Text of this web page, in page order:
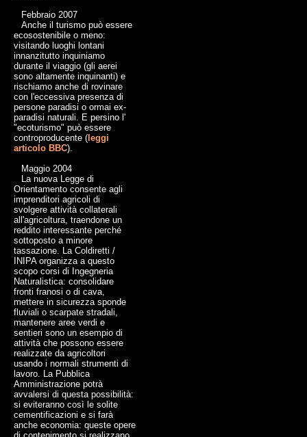
Febbraio 2007
Anche il turismo può essere
ecosostenibile o meno:
visitando luoghi lontani
innanzitutto inquiniamo
durante il viaggio (gli aerei
sono altamente inquinanti) e
rischiamo anche di rovinare
con l'eccessiva presenza di
persone paradisi o ormai ex-
paradisi naturali. E persino l'
"ecoturismo" può essere
controproducente (leggi
articolo BBC).
Maggio 2004
La nuova Legge di
Orientamento consente agli
imprenditori agricoli di
svolgere attività collaterali
all'agricoltura, traendone un
reddito interessante perché
sottoposto a minore
tassazione. La Coldiretti /
INIPA organizza a questo
scopo corsi di Ingegneria
Naturalistica: consolidare
fronti franosi o di cava,
mettere in sicurezza sponde
fluviali o scarpate stradali,
mantenere aree verdi e
sentieri sono un esempio di
attività che possono essere
realizzate da agricoltori
usando i normali strumenti di
lavoro. La Pubblica
Amministrazione potrà
avvalersi di questa possibilità:
si eviteranno così le solite
cementificazioni e si farà
anche economia: queste opere